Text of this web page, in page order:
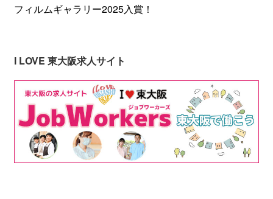
フィルムギャラリー2025入賞！
I LOVE 東大阪求人サイト